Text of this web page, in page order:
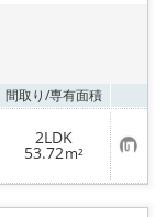
間取り/専有面積
2LDK
53.72m² お
気
に